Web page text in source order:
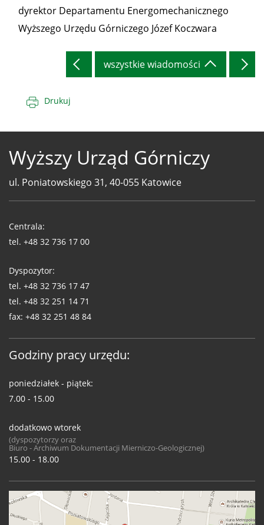
dyrektor Departamentu Energomechanicznego
Wyższego Urzędu Górniczego Józef Koczwara
wszystkie wiadomości
Drukuj
Wyższy Urząd Górniczy
ul. Poniatowskiego 31, 40-055 Katowice
WUG
Centrala:
tel. +48 32 736 17 00
Dyspozytor:
tel. +48 32 736 17 47
tel. +48 32 251 14 71
fax: +48 32 251 48 84
Godziny pracy urzędu:
poniedziałek - piątek:
7.00 - 15.00
dodatkowo wtorek
(dyspozytorzy oraz
Biuro - Archiwum Dokumentacji Mierniczo-Geologicznej)
15.00 - 18.00